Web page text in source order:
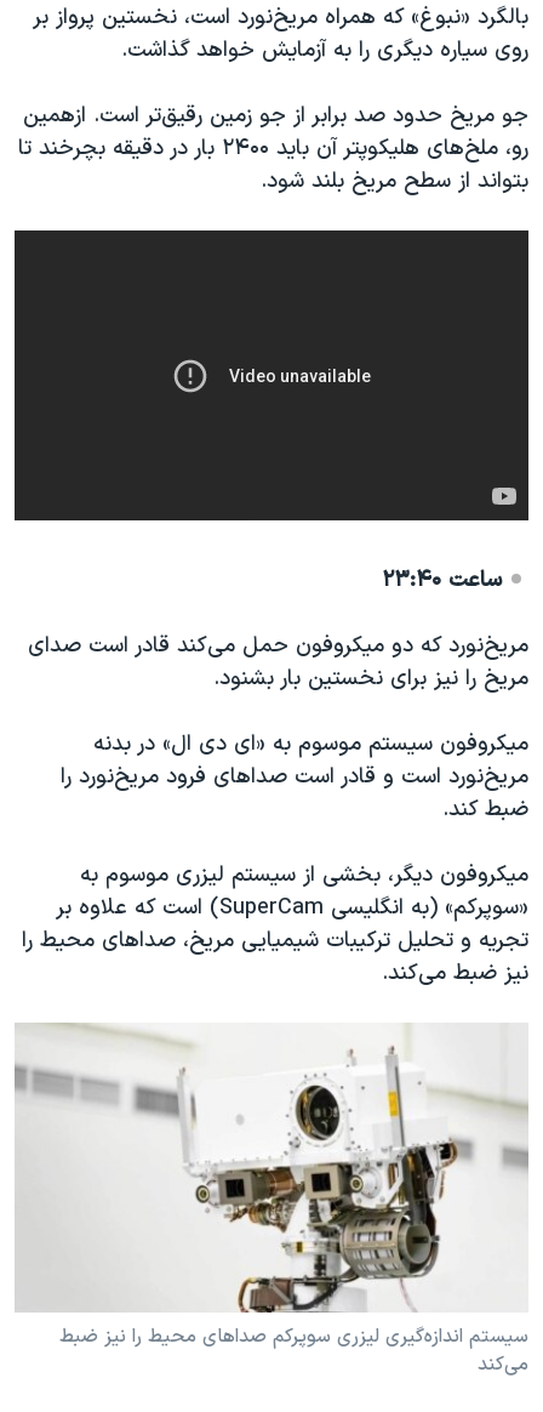
بالگرد «نبوغ» که همراه مریخ‌نورد است، نخستین پرواز بر
روی سیاره دیگری را به آزمایش خواهد گذاشت.
جو مریخ حدود صد برابر از جو زمین رقیق‌تر است. ازهمین
رو، ملخ‌های هلیکوپتر آن باید ۲۴۰۰ بار در دقیقه بچرخند تا
بتواند از سطح مریخ بلند شود.
ساعت ۲۳:۴۰
مریخ‌نورد که دو میکروفون حمل می‌کند قادر است صدای
مریخ را نیز برای نخستین بار بشنود.
میکروفون‌ سیستم موسوم به «ای دی ال» در بدنه
مریخ‌نورد است و قادر است صداهای فرود مریخ‌نورد را
ضبط کند.
میکروفون دیگر، بخشی از سیستم لیزری موسوم به
«سوپرکم» (به انگلیسی SuperCam) است که علاوه بر
تجریه و تحلیل ترکیبات شیمیایی مریخ، صداهای محیط را
نیز ضبط می‌کند.
سیستم اندازه‌گیری لیزری سوپرکم صداهای محیط را نیز ضبط
می‌کند